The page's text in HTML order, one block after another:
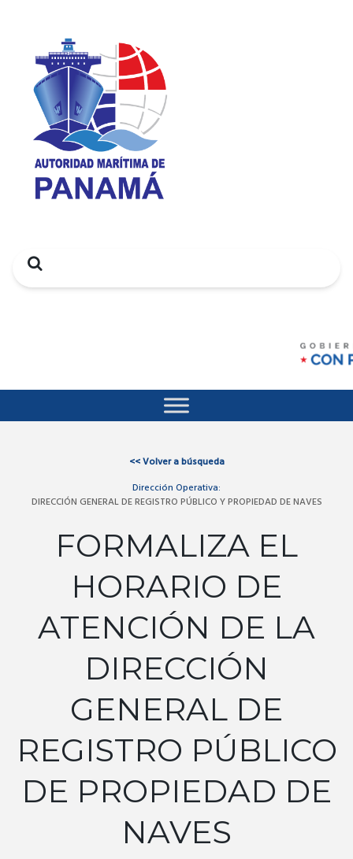
Search
<<Volver a búsqueda
Dirección Operativa:
DIRECCIÓN GENERAL DE REGISTRO PÚBLICO Y PROPIEDAD DE NAVES
FORMALIZA EL
HORARIO DE
ATENCIÓN DE LA
DIRECCIÓN
GENERAL DE
REGISTRO PÚBLICO
DE PROPIEDAD DE
NAVES